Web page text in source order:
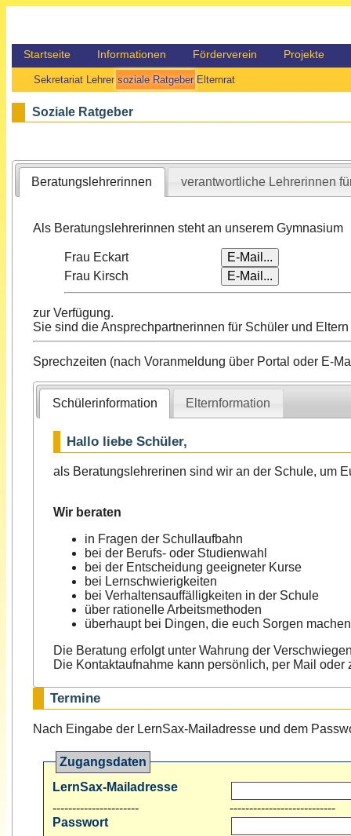
Startseite Informationen Förderverein Projekte
Sekretariat Lehrer soziale Ratgeber Elternrat
Soziale Ratgeber
Beratungslehrerinnen verantwortliche Lehrerinnen
Als Beratungslehrerinnen steht an unserem Gymnasium
Frau Eckart
Frau Kirsch
zur Verfügung.
Sie sind die Ansprechpartnerinnen für Schüler und
Sprechzeiten (nach Voranmeldung über Portal oder E-
Schülerinformation Elternformation
Hallo liebe Schüler,
als Beratungslehrerinen sind wir an der Schule, um
Wir beraten
in Fragen der Schullaufbahn
bei der Berufs- oder Studienwahl
bei der Entscheidung geeigneter Kurse
bei Lernschwierigkeiten
bei Verhaltensauffälligkeiten in der Schule
über rationelle Arbeitsmethoden
überhaupt bei Dingen, die euch Sorgen machen
Die Beratung erfolgt unter Wahrung der
Die Kontaktaufnahme kann persönlich, per Mail
Termine
Nach Eingabe der LernSax-Mailadresse und dem
Zugangsdaten
LernSax-Mailadresse
----------------------
---------------------------
Passwort